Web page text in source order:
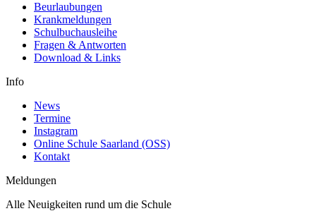
Beurlaubungen
Krankmeldungen
Schulbuchausleihe
Fragen & Antworten
Download & Links
Info
News
Termine
Instagram
Online Schule Saarland (OSS)
Kontakt
Meldungen
Alle Neuigkeiten rund um die Schule